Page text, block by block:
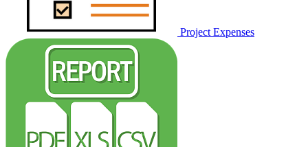
Project Expenses